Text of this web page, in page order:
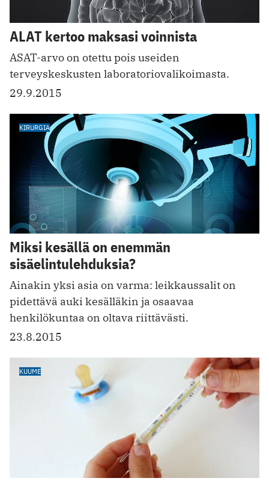
ALAT kertoo maksasi voinnista
ASAT-arvo on otettu pois useiden
terveyskeskusten laboratoriovalikoimasta.
29.9.2015
KIRURGIA
Miksi kesällä on enemmän
sisäelintulehduksia?
Ainakin yksi asia on varma: leikkaussalit on
pidettävä auki kesälläkin ja osaavaa
henkilökuntaa on oltava riittävästi.
23.8.2015
KUUME